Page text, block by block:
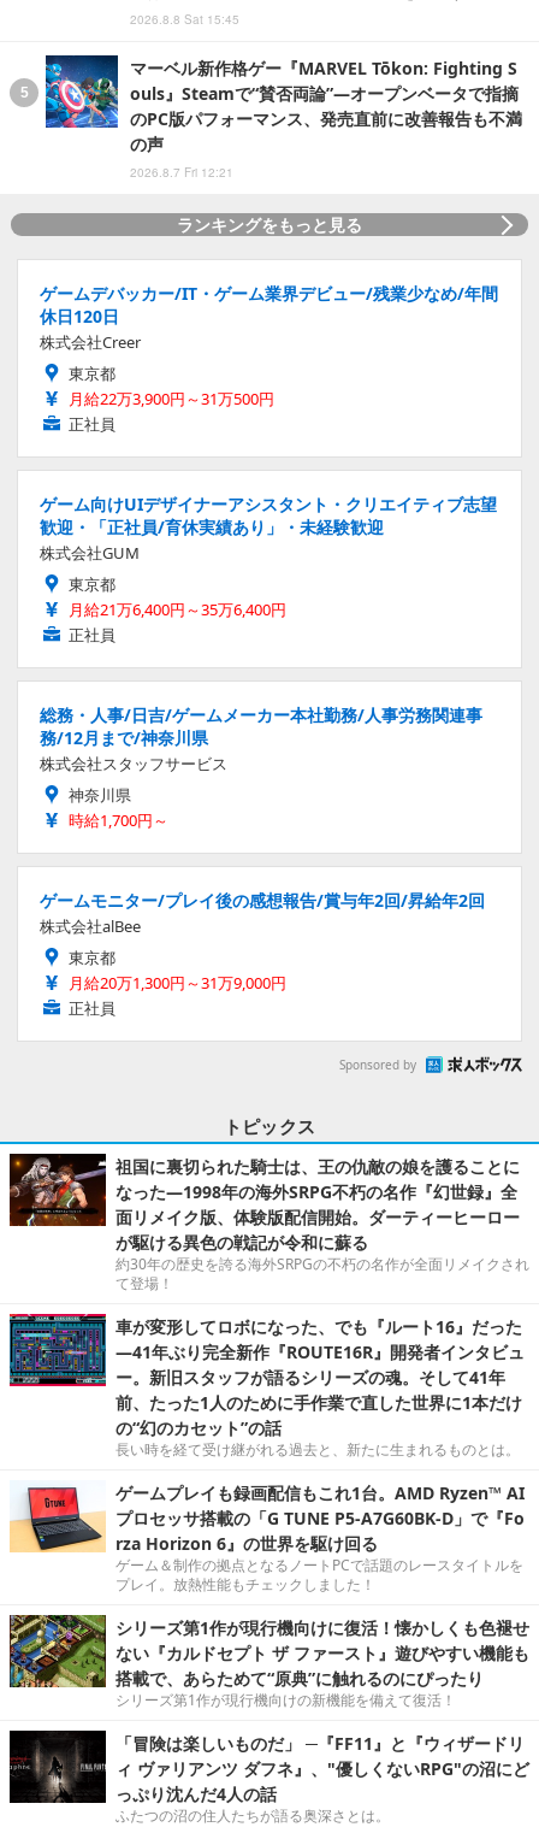
2026.8.8 Sat 15:45
マーベル新作格ゲー『MARVEL Tōkon: Fighting S
ouls』Steamで“賛否両論”―オープンベータで指摘
のPC版パフォーマンス、発売直前に改善報告も不満
の声
2026.8.7 Fri 12:21
ランキングをもっと見る
ゲームデバッカー/IT・ゲーム業界デビュー/残業少なめ/年間
休日120日
株式会社Creer
東京都
月給22万3,900円～31万500円
正社員
ゲーム向けUIデザイナーアシスタント・クリエイティブ志望
歓迎・「正社員/育休実績あり」・未経験歓迎
株式会社GUM
東京都
月給21万6,400円～35万6,400円
正社員
総務・人事/日吉/ゲームメーカー本社勤務/人事労務関連事
務/12月まで/神奈川県
株式会社スタッフサービス
神奈川県
時給1,700円～
ゲームモニター/プレイ後の感想報告/賞与年2回/昇給年2回
株式会社alBee
東京都
月給20万1,300円～31万9,000円
正社員
Sponsored by
トピックス
祖国に裏切られた騎士は、王の仇敵の娘を護ることに
なった―1998年の海外SRPG不朽の名作『幻世録』全
面リメイク版、体験版配信開始。ダーティーヒーロー
が駆ける異色の戦記が令和に蘇る
約30年の歴史を誇る海外SRPGの不朽の名作が全面リメイクされ
て登場！
車が変形してロボになった、でも『ルート16』だった
―41年ぶり完全新作『ROUTE16R』開発者インタビュ
ー。新旧スタッフが語るシリーズの魂。そして41年
前、たった1人のために手作業で直した世界に1本だけ
の“幻のカセット”の話
長い時を経て受け継がれる過去と、新たに生まれるものとは。
ゲームプレイも録画配信もこれ1台。AMD Ryzen™ AI
プロセッサ搭載の「G TUNE P5-A7G60BK-D」で『Fo
rza Horizon 6』の世界を駆け回る
ゲーム＆制作の拠点となるノートPCで話題のレースタイトルを
プレイ。放熱性能もチェックしました！
シリーズ第1作が現行機向けに復活！懐かしくも色褪せ
ない『カルドセプト ザ ファースト』遊びやすい機能も
搭載で、あらためて“原典”に触れるのにぴったり
シリーズ第1作が現行機向けの新機能を備えて復活！
「冒険は楽しいものだ」 ─『FF11』と『ウィザードリ
ィ ヴァリアンツ ダフネ』、"優しくないRPG"の沼にど
っぷり沈んだ4人の話
ふたつの沼の住人たちが語る奥深さとは。